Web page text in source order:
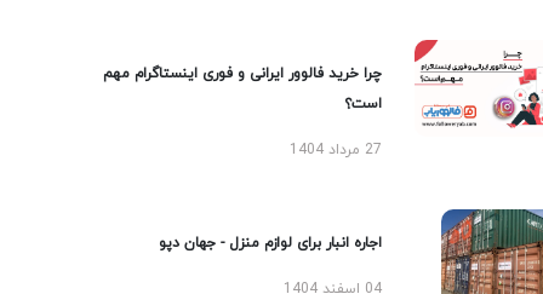
چرا خرید فالوور ایرانی و فوری اینستاگرام مهم
است؟
27 مرداد 1404
اجاره انبار برای لوازم منزل - جهان دپو
04 اسفند 1404